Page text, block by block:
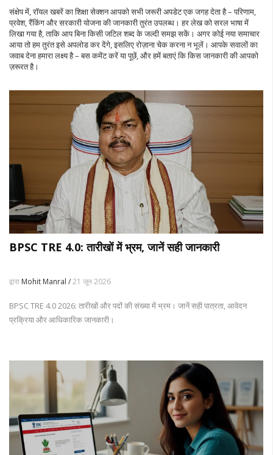
संक्षेप में, रॉयल खबरें का शिक्षा सेक्शन आपको सभी जरूरी अपडेट एक जगह देता है – परिणाम,
प्रवेश, रैंकिंग और सरकारी योजना की जानकारी तुरंत उपलब्ध। हर लेख को सरल भाषा में
लिखा गया है, ताकि आप बिना किसी जटिल शब्द के जल्दी समझ सकें। अगर कोई नया समाचार
आया तो हम तुरंत इसे अपलोड कर देंगे, इसलिए रोज़ाना चेक करना न भूलें। आपके सवालों का
जवाब देना हमारा लक्ष्य है – बस कमेंट करें या पूछें, और हमें बताएं कि किस जानकारी की आपको
ज़रूरत है।
BPSC TRE 4.0: तारीखों में भ्रम, जानें सही जानकारी
द्वारा Mohit Manral /21 जून 2026
BPSC TRE 4.0 2026: तारीखों और पदों की संख्या में भ्रम। जानें सही पात्रता, आवेदन
प्रक्रिया और आधिकारिक जानकारी।